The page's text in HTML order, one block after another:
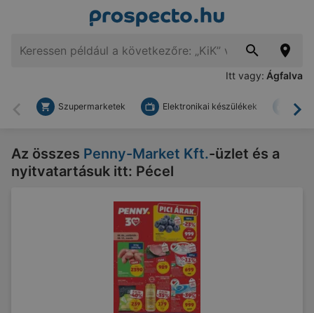
Itt vagy: Ágfalva
Vissza
Szupermarketek Elektronikai készülékek
Az összes Penny-Market Kft.-üzlet és a
nyitvatartásuk itt: Pécel